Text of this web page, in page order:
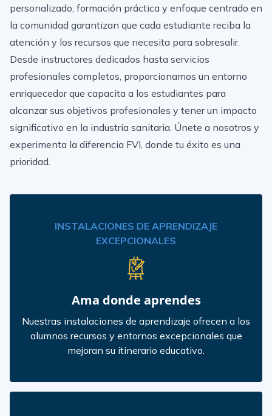
personalizado, formación práctica y enfoque centrado en
la comunidad garantizan que cada estudiante reciba la
atención y los recursos que necesita para sobresalir.
Desde instructores dedicados hasta servicios
profesionales completos, proporcionamos un entorno
enriquecedor que capacita a los estudiantes para
alcanzar sus objetivos profesionales y tener un impacto
significativo en la industria sanitaria. Únete a nosotros y
experimenta la diferencia FVI, donde tu éxito es una
prioridad.
INSTALACIONES DE APRENDIZAJE
EXCEPCIONALES
Ama donde aprendes
Nuestras instalaciones de aprendizaje ofrecen a los
alumnos recursos y entornos excepcionales que
mejoran su itinerario educativo.